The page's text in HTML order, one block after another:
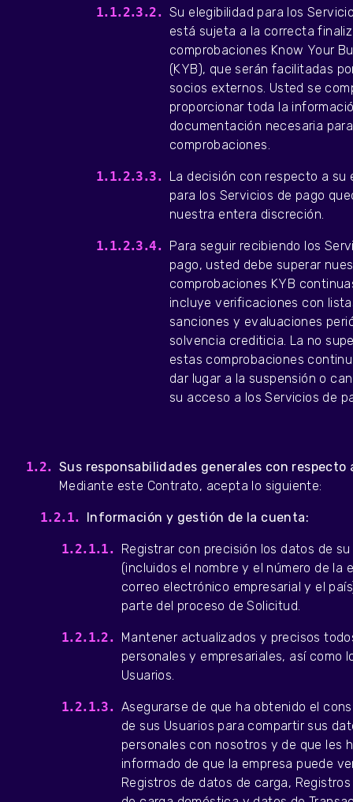
Su elegibilidad para los
está sujeta a la correcta
comprobaciones Know Your
(KYB), que serán facilitadas
socios externos. Usted se
proporcionar toda la
documentación necesaria
comprobaciones.
La decisión con respecto a su
para los Servicios de pago
nuestra entera discreción.
Para seguir recibiendo los
pago, usted debe superar
comprobaciones KYB
incluye verificaciones con
sanciones y evaluaciones
solvencia crediticia. La no
estas comprobaciones
dar lugar a la suspensión o
su acceso a los Servicios de
Sus responsabilidades generales con respecto
Mediante este Contrato, acepta lo siguiente:
Información y gestión de la cuenta:
Registrar con precisión los datos de
(incluidos el nombre y el número de la
correo electrónico empresarial y el
parte del proceso de Solicitud.
Mantener actualizados y precisos
personales y empresariales, así como
Usuarios.
Asegurarse de que ha obtenido el
de sus Usuarios para compartir sus
personales con nosotros y de que les
informado de que la empresa puede
Registros de datos de carga,